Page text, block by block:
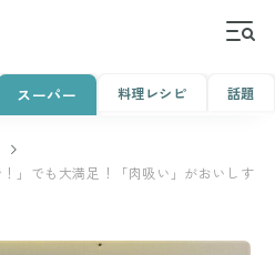
スーパー 料理レシピ 話題
」でも大満足！「肉吸い」がおいしす